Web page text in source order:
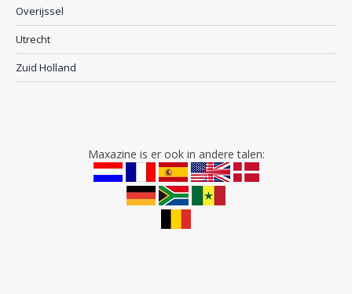
Overijssel
Utrecht
Zuid Holland
Maxazine is er ook in andere talen: